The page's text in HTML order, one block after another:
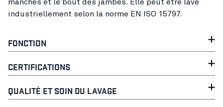
manches et le bout des jambes. Elle peut être lavé
industriellement selon la norme EN ISO 15797.
FONCTION
CERTIFICATIONS
QUALITÉ ET SOIN DU LAVAGE